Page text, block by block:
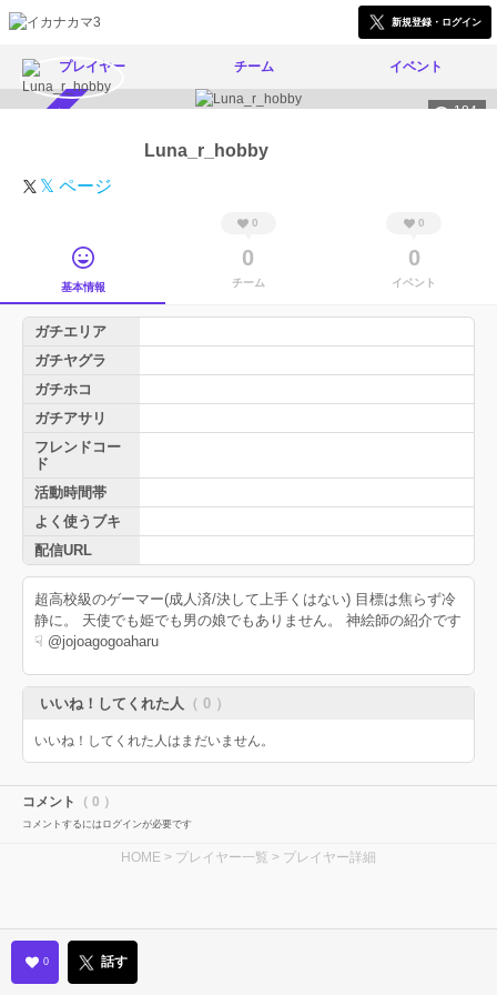
新規登録・ログイン
プレイヤー チーム イベント
184
Luna_r_hobby
𝕏 ページ
基本情報
0
0
チーム
0
0
イベント
ガチエリア
ガチヤグラ
ガチホコ
ガチアサリ
フレンドコー
ド
活動時間帯
よく使うブキ
配信URL
超高校級のゲーマー(成人済/決して上手くはない) 目標は焦らず冷
静に。 天使でも姫でも男の娘でもありません。 神絵師の紹介です
☟ @jojoagogoaharu
いいね！してくれた人 （ 0 ）
いいね！してくれた人はまだいません。
コメント （ 0 ）
コメントするにはログインが必要です
HOME > プレイヤー一覧 > プレイヤー詳細
0 話す